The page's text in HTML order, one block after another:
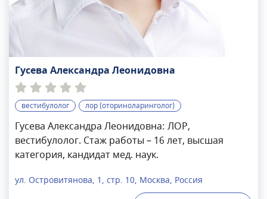
Гусева Александра Леонидовна
вестибулолог лор (оториноларинголог)
Гусева Александра Леонидовна: ЛОР,
вестибулолог. Стаж работы – 16 лет, высшая
категория, кандидат мед. наук.
ул. Островитянова, 1, стр. 10, Москва, Россия